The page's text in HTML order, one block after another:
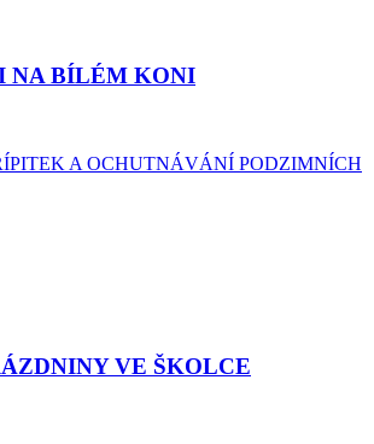
NA BÍLÉM KONI
VE ŠKOLCE